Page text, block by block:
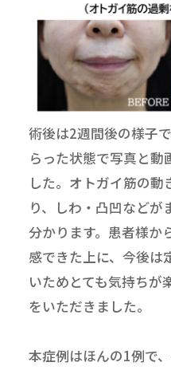
術後は2週間後の様子
らった状態で写真と動
した。オトガイ筋の動
り、しわ・凸凹などが
分かります。患者様か
感できた上に、今後は
いためとても気持ちが
をいただきました。
本症例はほんの1例で